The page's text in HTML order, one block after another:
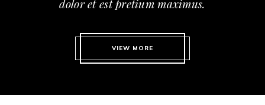
dolor et est pretium maximus.
VIEW MORE